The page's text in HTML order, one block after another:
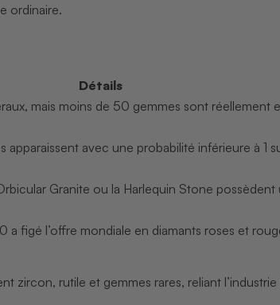
ordinaire.
Détails
mais moins de 50 gemmes sont réellement
apparaissent avec une probabilité inférieure à 1
Granite ou la Harlequin Stone
a figé l’offre mondiale en diamants roses et
zircon, rutile et gemmes rares, reliant